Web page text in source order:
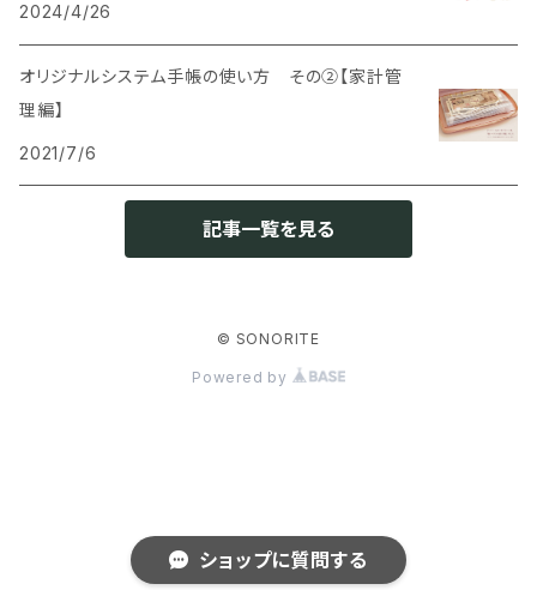
ショップに質問する
2024/4/26
オリジナルシステム手帳の使い方 その②【家計管
理編】
2021/7/6
記事一覧を見る
© SONORITE
Powered by